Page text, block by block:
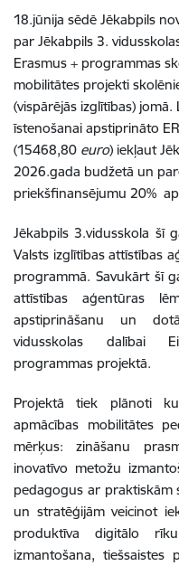
18.jūnija sēdē Jēkabpils
par Jēkabpils 3.
Erasmus + programmas
mobilitātes projekti
(vispārējās izglītības)
īstenošanai apstiprināto
(15468,80 euro) iekļaut
2026.gada budžetā un
priekšfinansējumu 20%
Jēkabpils 3.vidusskola šī
Valsts izglītības attīstības
programmā. Savukārt šī
attīstības aģentūras
apstiprināšanu un
vidusskolas dalībai
programmas projektā.
Projektā tiek plānoti
apmācības mobilitātes
mērķus: zināšanu
inovatīvo metožu
pedagogus ar
un stratēģijām veicinot
produktīva digitālo
izmantošana,